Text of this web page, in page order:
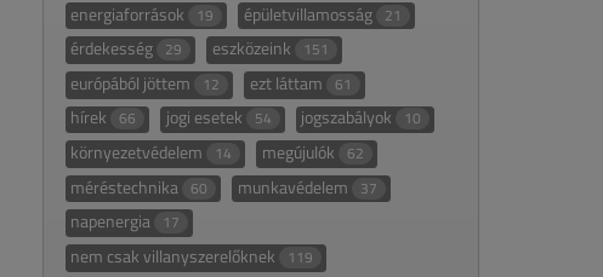
energiaforrások 19 épületvillamosság 21
érdekesség 29 eszközeink 151
európából jöttem 12 ezt láttam 61
hírek 66 jogi esetek 54 jogszabályok 10
környezetvédelem 14 megújulók 62
méréstechnika 60 munkavédelem 37
napenergia 17
nem csak villanyszerelőknek 119